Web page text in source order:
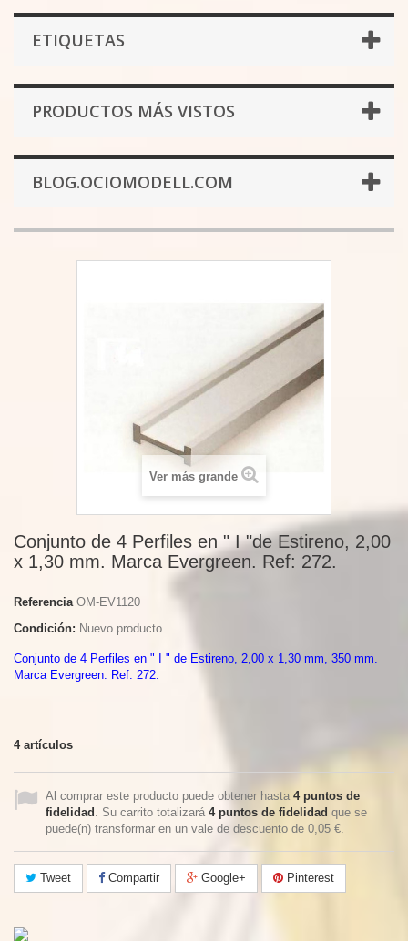
ETIQUETAS
PRODUCTOS MÁS VISTOS
BLOG.OCIOMODELL.COM
Ver más grande
Conjunto de 4 Perfiles en " I "de Estireno, 2,00
x 1,30 mm. Marca Evergreen. Ref: 272.
Referencia OM-EV1120
Condición: Nuevo producto
Conjunto de 4 Perfiles en " I " de Estireno, 2,00 x 1,30 mm, 350 mm.
Marca Evergreen. Ref: 272.
4 artículos
Al comprar este producto puede obtener hasta 4puntos de
fidelidad . Su carrito totalizará 4puntos de fidelidad que se
puede(n) transformar en un vale de descuento de 0,05 €.
Tweet Compartir Google+ Pinterest